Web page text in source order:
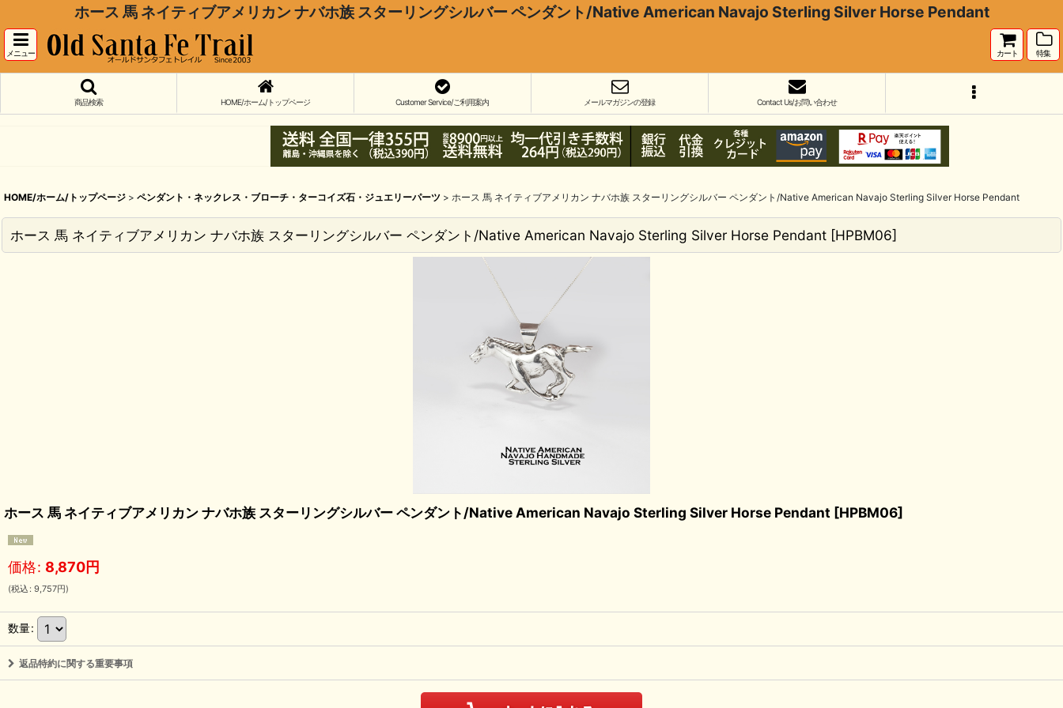
ホース 馬 ネイティブアメリカン ナバホ族 スターリングシルバー ペンダント/Native American Navajo Sterling Silver Horse Pendant
メニュー カート 特集
商品検索 HOME/ホーム/トップページ Customer Service/ご利用案内 メールマガジンの登録 Contact Us/お問い合わせ
HOME/ホーム/トップページ > ペンダント・ネックレス・ブローチ・ターコイズ石・ジュエリーパーツ > ホース 馬 ネイティブアメリカン ナバホ族 スターリングシルバー ペンダント/Native American Navajo Sterling Silver Horse Pendant
ホース 馬 ネイティブアメリカン ナバホ族 スターリングシルバー ペンダント/Native American Navajo Sterling Silver Horse Pendant [HPBM06]
ホース 馬 ネイティブアメリカン ナバホ族 スターリングシルバー ペンダント/Native American Navajo Sterling Silver Horse Pendant [HPBM06]
価格: 8,870円
(税込 : 9,757円)
数量:
返品特約に関する重要事項